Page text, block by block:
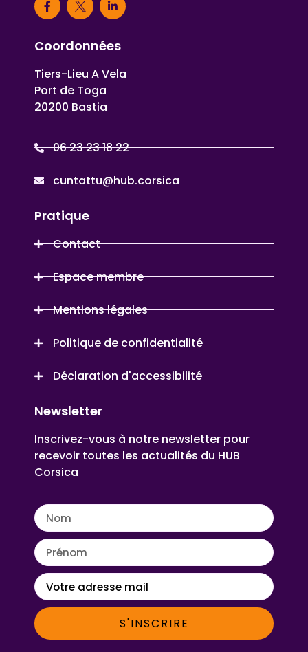
Coordonnées
Tiers-Lieu A Vela
Port de Toga
20200 Bastia
06 23 23 18 22
cuntattu@hub.corsica
Pratique
Contact
Espace membre
Mentions légales
Politique de confidentialité
Déclaration d'accessibilité
Newsletter
Inscrivez-vous à notre newsletter pour
recevoir toutes les actualités du HUB
Corsica
S'INSCRIRE